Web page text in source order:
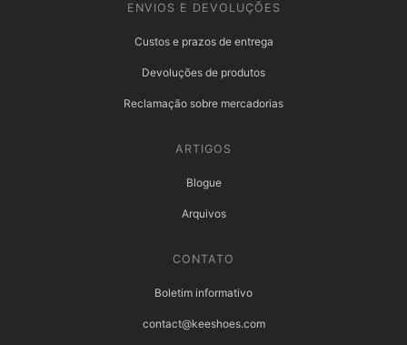
ENVIOS E DEVOLUÇÕES
Custos e prazos de entrega
Devoluções de produtos
Reclamação sobre mercadorias
ARTIGOS
Blogue
Arquivos
CONTATO
Boletim informativo
contact@keeshoes.com